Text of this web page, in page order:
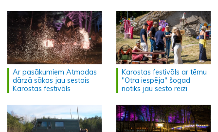
Ar pasākumiem Atmodas
dārzā sākas jau sestais
Karostas festivāls
Karostas festivāls ar tēmu
"Otra iespēja" šogad
notiks jau sesto reizi